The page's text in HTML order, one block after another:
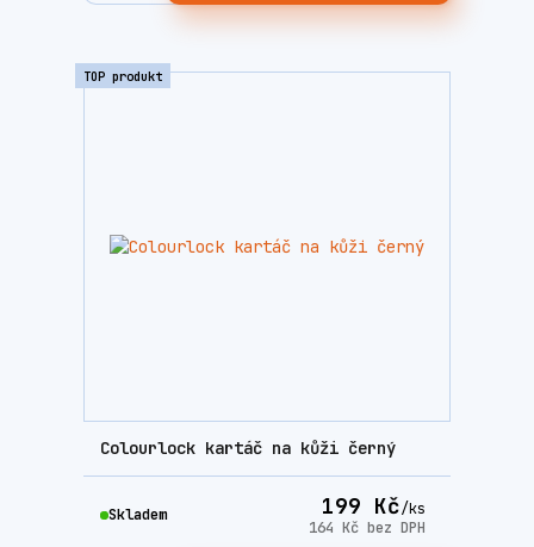
TOP produkt
Colourlock kartáč na kůži černý
199 Kč/ks
164 Kč bez DPH
Skladem